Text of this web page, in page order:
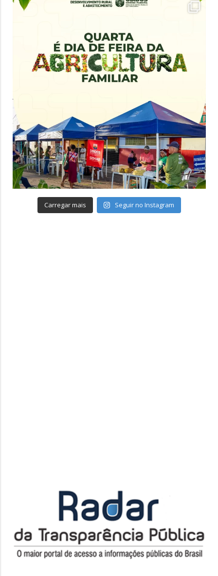
Carregar mais Seguir no Instagram